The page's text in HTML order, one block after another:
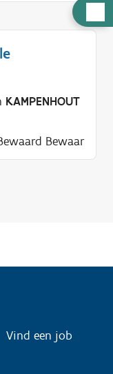
u
i
g
KAMPENHOUT
Bewaar
Vind een job